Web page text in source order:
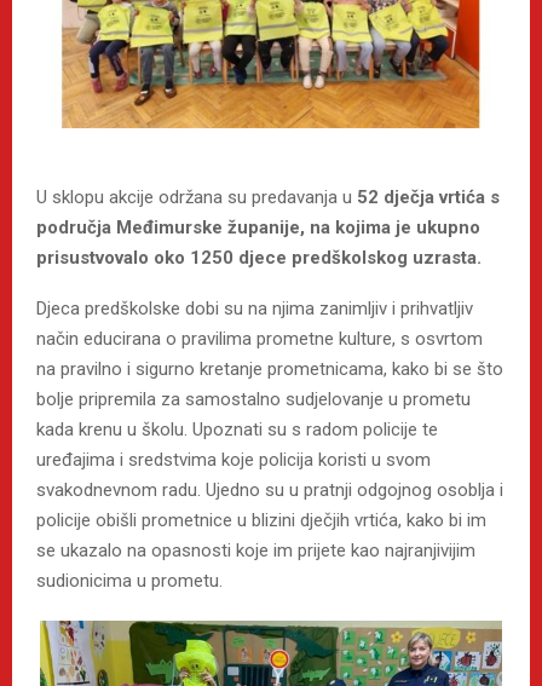
U sklopu akcije održana su predavanja u 52 dječja vrtića s
područja Međimurske županije, na kojima je ukupno
prisustvovalo oko 1250 djece predškolskog uzrasta.
Djeca predškolske dobi su na njima zanimljiv i prihvatljiv
način educirana o pravilima prometne kulture, s osvrtom
na pravilno i sigurno kretanje prometnicama, kako bi se što
bolje pripremila za samostalno sudjelovanje u prometu
kada krenu u školu. Upoznati su s radom policije te
uređajima i sredstvima koje policija koristi u svom
svakodnevnom radu. Ujedno su u pratnji odgojnog osoblja i
policije obišli prometnice u blizini dječjih vrtića, kako bi im
se ukazalo na opasnosti koje im prijete kao najranjivijim
sudionicima u prometu.